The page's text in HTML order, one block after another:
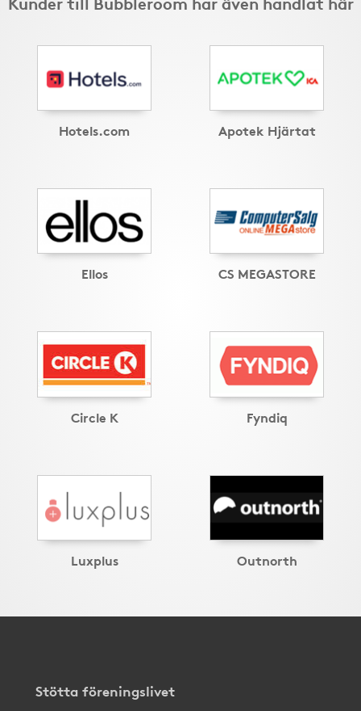
Hotels.com Apotek Hjärtat
Ellos CS MEGASTORE
Circle K Fyndiq
Luxplus Outnorth
Stötta föreningslivet